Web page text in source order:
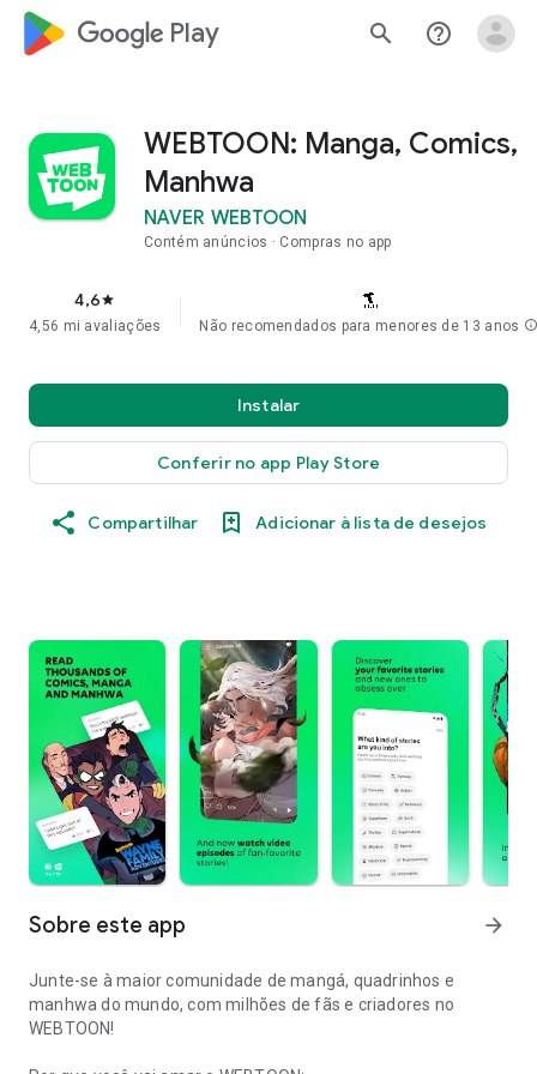
google_logo Play search help_outline
WEBTOON: Manga, Comics,
Manhwa
NAVER WEBTOON
Contém anúncios Compras no app
4,6star
4,56 mi avaliações Não recomendados para menores de 13 anos
Instalar
Conferir no app Play Store
Compartilhar Adicionar à lista de desejos
Sobre este app arrow_forward
Junte-se à maior comunidade de mangá, quadrinhos e
manhwa do mundo, com milhões de fãs e criadores no
WEBTOON!